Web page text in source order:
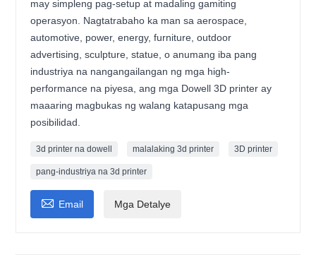
may simpleng pag-setup at madaling gamiting
operasyon. Nagtatrabaho ka man sa aerospace,
automotive, power, energy, furniture, outdoor
advertising, sculpture, statue, o anumang iba pang
industriya na nangangailangan ng mga high-
performance na piyesa, ang mga Dowell 3D printer ay
maaaring magbukas ng walang katapusang mga
posibilidad.
3d printer na dowell malalaking 3d printer 3D printer
pang-industriya na 3d printer
 Email Mga Detalye